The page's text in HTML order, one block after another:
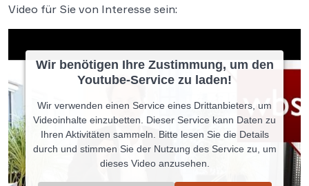
Video für Sie von Interesse sein:
Wir benötigen Ihre Zustimmung, um den
Youtube-Service zu laden!
Wir verwenden einen Service eines Drittanbieters, um
Videoinhalte einzubetten. Dieser Service kann Daten zu
Ihren Aktivitäten sammeln. Bitte lesen Sie die Details
durch und stimmen Sie der Nutzung des Service zu, um
dieses Video anzusehen.